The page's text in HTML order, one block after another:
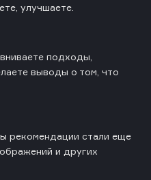
улучшаете.
подходы,
выводы о том, что
рекомендации стали еще
и других